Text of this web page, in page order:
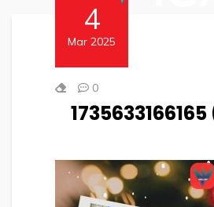
4
Mar 2025
0
1735633166165